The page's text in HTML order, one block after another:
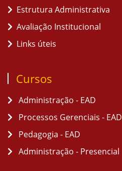
Estrutura Administrativa
Avaliação Institucional
Links úteis
Cursos
Administração - EAD
Processos Gerenciais - EAD
Pedagogia - EAD
Administração - Presencial